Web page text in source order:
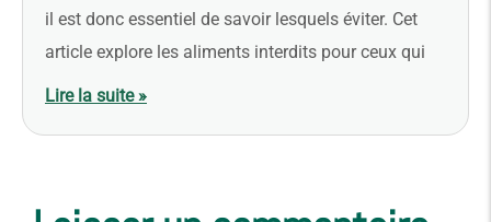
il est donc essentiel de savoir lesquels éviter. Cet
article explore les aliments interdits pour ceux qui
Lire la suite »